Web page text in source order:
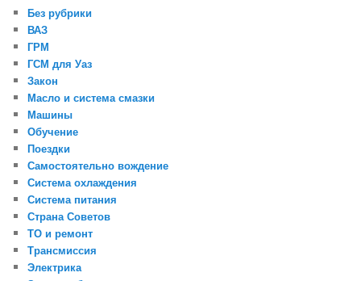
Без рубрики
ВАЗ
ГРМ
ГСМ для Уаз
Закон
Масло и система смазки
Машины
Обучение
Поездки
Самостоятельно вождение
Система охлаждения
Система питания
Страна Советов
ТО и ремонт
Трансмиссия
Электрика